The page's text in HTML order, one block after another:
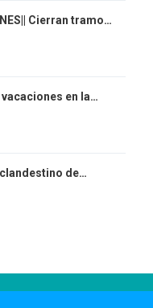
Cierran tramo…
en la…
de…